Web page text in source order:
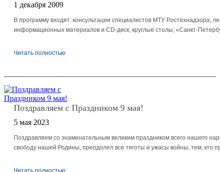
1 декабря 2009
В программу входят: консультации специалистов МТУ Pocтexнaдзора;
информационных материалов и CD-диск; круглые столы; «Санкт-
Читать полностью
Поздравляем с Праздником 9 мая!
5 мая 2023
Поздравляем со знаменательным великим праздником всего нашего
свободу нашей Родины, преодолел все тяготы и ужасы войны, тем, кто